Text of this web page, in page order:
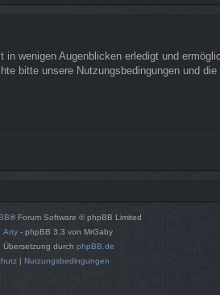
wenigen Augenblicken erledigt und
bitte unsere Nutzungsbedingungen und
® Forum Software © phpBB Limited
Arty - phpBB 3.3 von MrGaby
Übersetzung durch phpBB.de
| Nutzungsbedingungen